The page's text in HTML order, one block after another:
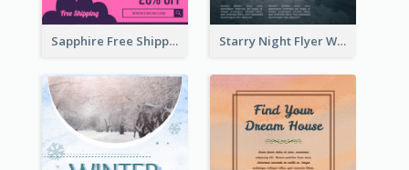
Sapphire Free Shipping Flyer Design Ideas Starry Night Flyer With Street View